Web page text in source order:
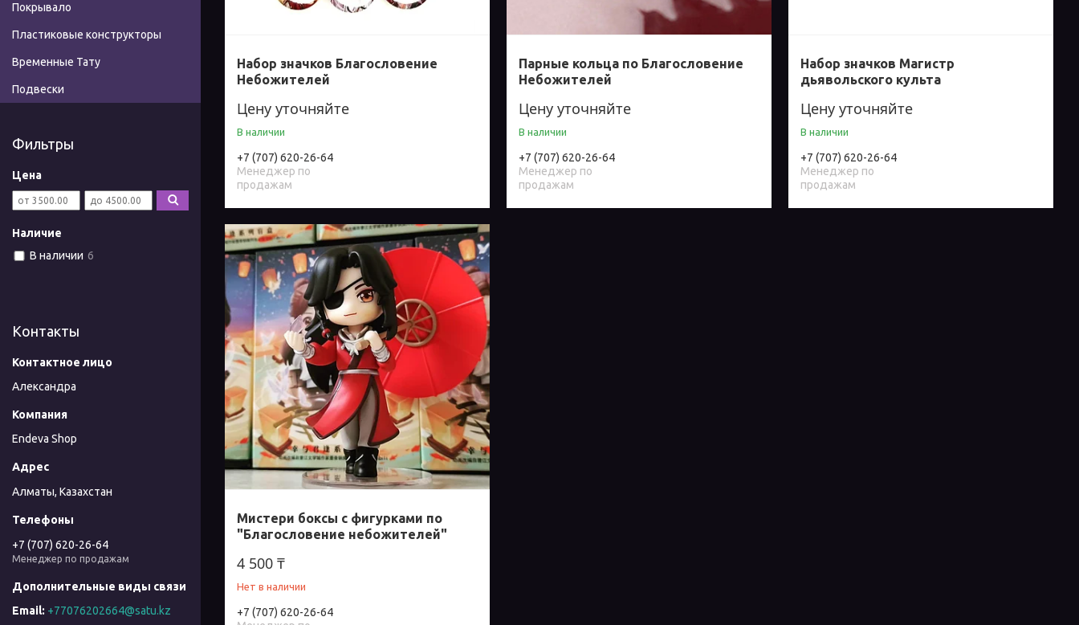
Набор значков Благословение
Небожителей
Цену уточняйте
В наличии
+7 (707) 620-26-64
Менеджер по
продажам
Парные кольца по Благословение
Небожителей
Цену уточняйте
В наличии
+7 (707) 620-26-64
Менеджер по
продажам
Набор значков Магистр
дьявольского культа
Цену уточняйте
В наличии
+7 (707) 620-26-64
Менеджер по
продажам
Мистери боксы с фигурками по
"Благословение небожителей"
4 500 ₸
Нет в наличии
+7 (707) 620-26-64
Покрывало
Пластиковые конструкторы
Временные Тату
Подвески
Фильтры
Цена
Наличие
В наличии 6
Контакты
Александра
Endeva Shop
Алматы, Казахстан
+7 (707) 620-26-64
Менеджер по продажам
+77076202664@satu.kz